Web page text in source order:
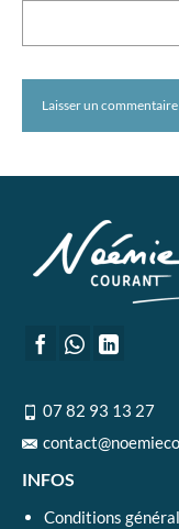
07 82 93 13 27
INFOS
Conditions